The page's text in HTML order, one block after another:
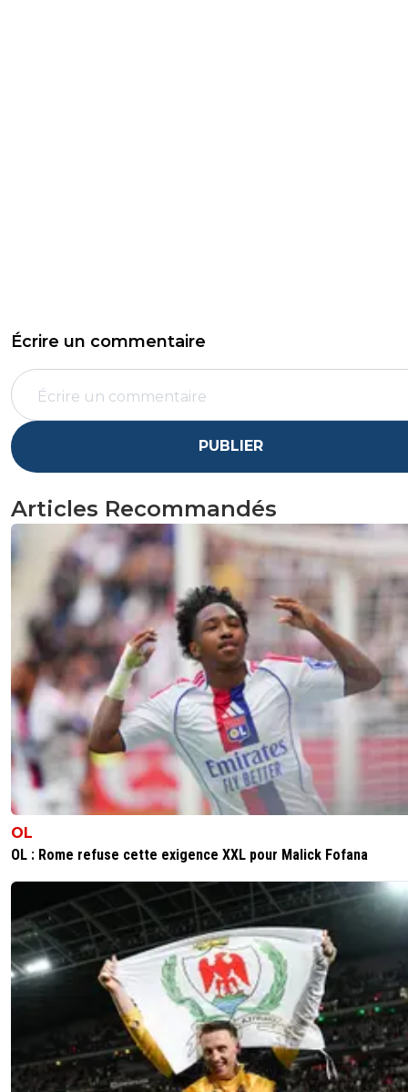
Écrire un commentaire
PUBLIER
Articles Recommandés
OL
OL : Rome refuse cette exigence XXL pour Malick Fofana